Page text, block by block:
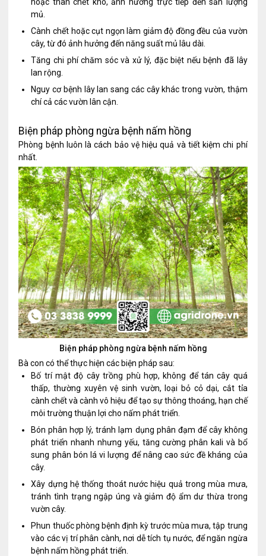
mủ.
Cành chết hoặc cụt ngọn làm giảm độ đồng đều của vườn
cây, từ đó ảnh hưởng đến năng suất mủ lâu dài.
Tăng chi phí chăm sóc và xử lý, đặc biệt nếu bệnh đã lây
lan rộng.
Nguy cơ bệnh lây lan sang các cây khác trong vườn, thậm
chí cả các vườn lân cận.
Biện pháp phòng ngừa bệnh nấm hồng
Phòng bệnh luôn là cách bảo vệ hiệu quả và tiết kiệm chi phí
nhất.
Biện pháp phòng ngừa bệnh nấm hồng
Bà con có thể thực hiện các biện pháp sau:
Bố trí mật độ cây trồng phù hợp, không để tán cây quá
thấp, thường xuyên vệ sinh vườn, loại bỏ cỏ dại, cắt tỉa
cành chết và cành vô hiệu để tạo sự thông thoáng, hạn chế
môi trường thuận lợi cho nấm phát triển.
Bón phân hợp lý, tránh lạm dụng phân đạm để cây không
phát triển nhanh nhưng yếu, tăng cường phân kali và bổ
sung phân bón lá vi lượng để nâng cao sức đề kháng của
cây.
Xây dựng hệ thống thoát nước hiệu quả trong mùa mưa,
tránh tình trạng ngập úng và giảm độ ẩm dư thừa trong
vườn cây.
Phun thuốc phòng bệnh định kỳ trước mùa mưa, tập trung
vào các vị trí phân cành, nơi dễ tích tụ nước, để ngăn ngừa
bệnh nấm hồng phát triển.